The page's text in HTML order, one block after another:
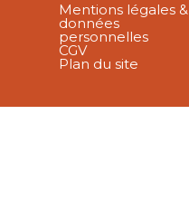
Mentions légales &
données
personnelles
CGV
Plan du site